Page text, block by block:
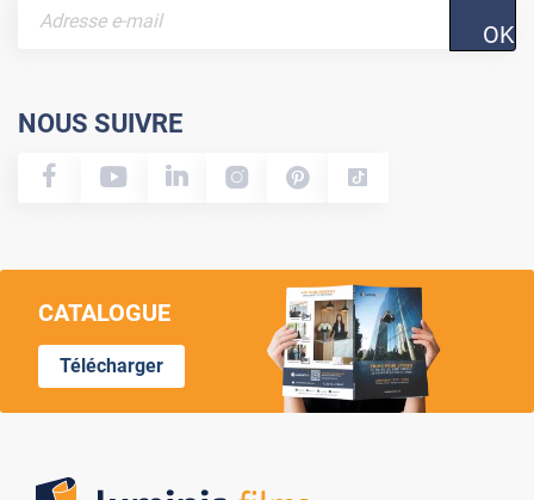
OK
NOUS SUIVRE
CATALOGUE
Télécharger